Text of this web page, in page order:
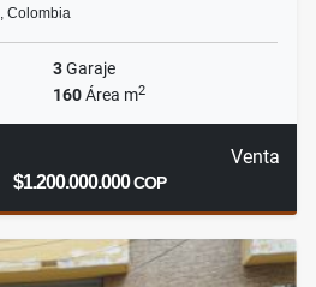
Colombia
3Garaje
160Área m2
Venta
$1.200.000.000COP